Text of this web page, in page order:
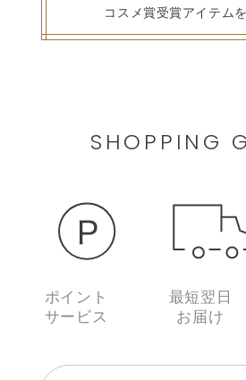
コスメ賞受賞アイテム
SHOPPING
ポイント
サービス
最短翌日
お届け